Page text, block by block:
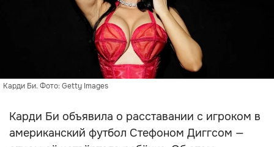
Карди Би. Фото: Getty Images
Карди Би объявила о расставании с игроком в
американский футбол Стефоном Диггсом —